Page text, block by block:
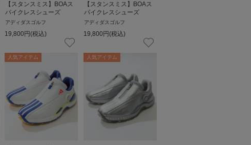
【スタンスミス】BOAス
パイクレスシューズ
アディダスゴルフ
19,800円(税込)
【スタンスミス】BOAス
パイクレスシューズ
アディダスゴルフ
19,800円(税込)
人気アイテム 人気アイテム